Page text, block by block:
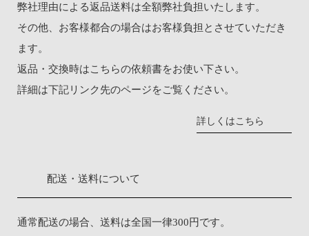
弊社理由による返品送料は全額弊社負担いたします。
その他、お客様都合の場合はお客様負担とさせていただき
ます。
返品・交換時はこちらの依頼書をお使い下さい。
詳細は下記リンク先のページをご覧ください。
詳しくはこちら
配送・送料について
通常配送の場合、送料は全国一律300円です。